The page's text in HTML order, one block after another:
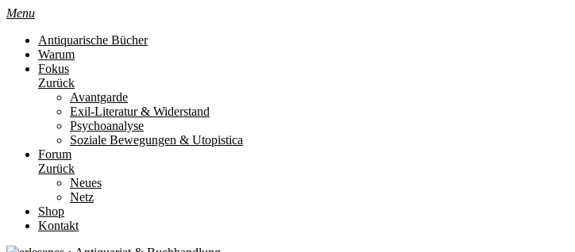
Menu
Antiquarische Bücher
Warum
Fokus
Zurück
Avantgarde
Exil-Literatur & Widerstand
Psychoanalyse
Soziale Bewegungen & Utopistica
Forum
Zurück
Neues
Netz
Shop
Kontakt